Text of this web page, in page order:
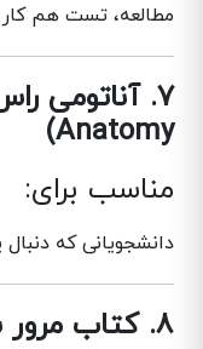
مطالعه، تست هم
Anatomy)
مناسب برای:
دانشجویانی که
۸. کتاب مرور سریع علوم پایه